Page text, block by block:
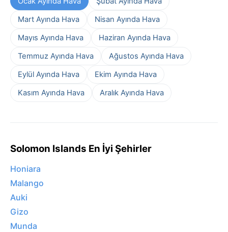
Mart Ayında Hava
Nisan Ayında Hava
Mayıs Ayında Hava
Haziran Ayında Hava
Temmuz Ayında Hava
Ağustos Ayında Hava
Eylül Ayında Hava
Ekim Ayında Hava
Kasım Ayında Hava
Aralık Ayında Hava
Solomon Islands En İyi Şehirler
Honiara
Malango
Auki
Gizo
Munda